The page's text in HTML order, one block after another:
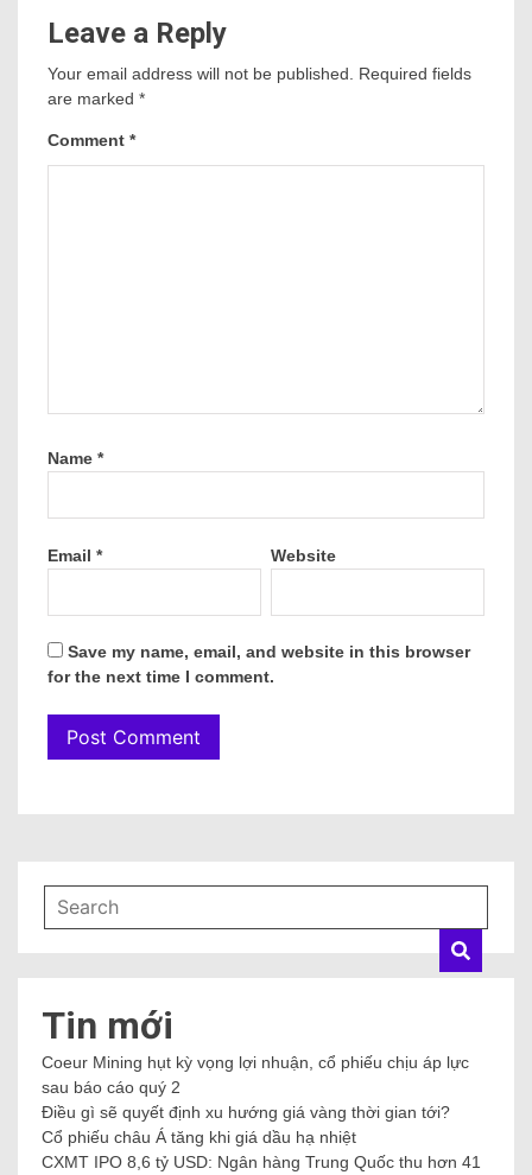
Leave a Reply
Your email address will not be published. Required fields
are marked *
Comment *
Name *
Email * Website
Save my name, email, and website in this browser
for the next time I comment.
Tin mới
Coeur Mining hụt kỳ vọng lợi nhuận, cổ phiếu chịu áp lực
sau báo cáo quý 2
Điều gì sẽ quyết định xu hướng giá vàng thời gian tới?
Cổ phiếu châu Á tăng khi giá dầu hạ nhiệt
CXMT IPO 8,6 tỷ USD: Ngân hàng Trung Quốc thu hơn 41